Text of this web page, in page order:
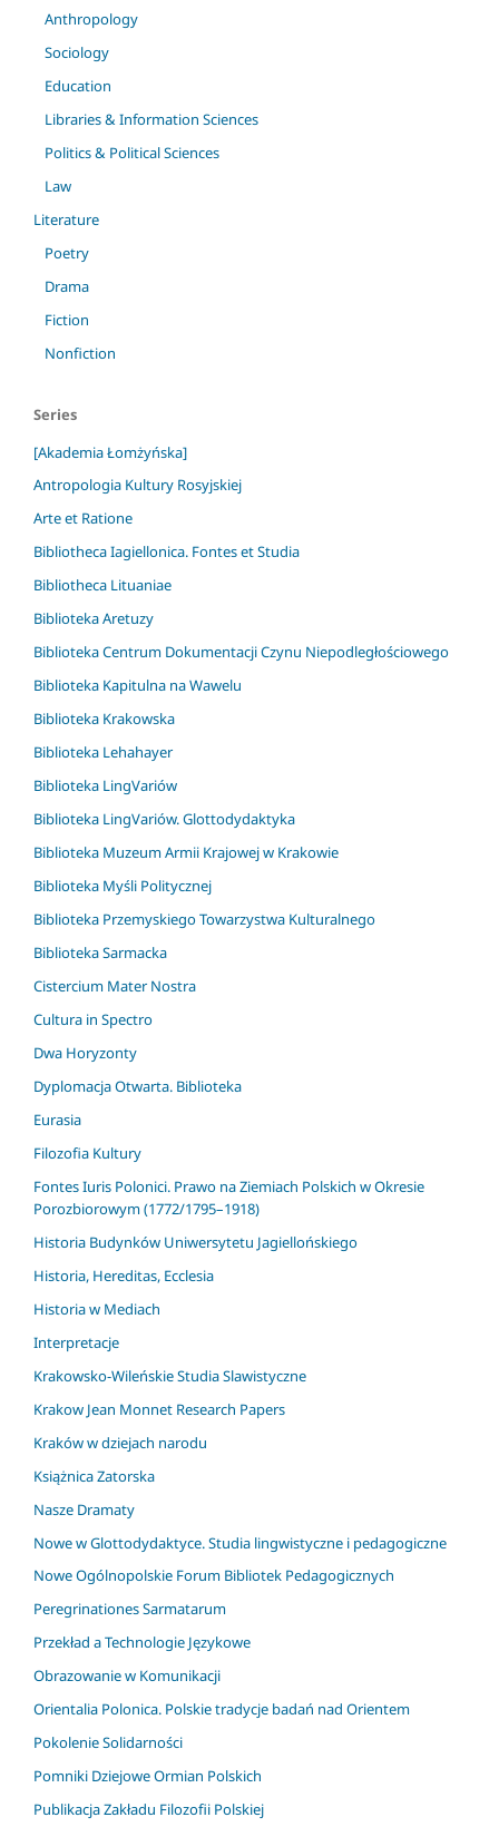
Anthropology
Sociology
Education
Libraries & Information Sciences
Politics & Political Sciences
Law
Literature
Poetry
Drama
Fiction
Nonfiction
Series
[Akademia Łomżyńska]
Antropologia Kultury Rosyjskiej
Arte et Ratione
Bibliotheca Iagiellonica. Fontes et Studia
Bibliotheca Lituaniae
Biblioteka Aretuzy
Biblioteka Centrum Dokumentacji Czynu Niepodległościowego
Biblioteka Kapitulna na Wawelu
Biblioteka Krakowska
Biblioteka Lehahayer
Biblioteka LingVariów
Biblioteka LingVariów. Glottodydaktyka
Biblioteka Muzeum Armii Krajowej w Krakowie
Biblioteka Myśli Politycznej
Biblioteka Przemyskiego Towarzystwa Kulturalnego
Biblioteka Sarmacka
Cistercium Mater Nostra
Cultura in Spectro
Dwa Horyzonty
Dyplomacja Otwarta. Biblioteka
Eurasia
Filozofia Kultury
Fontes Iuris Polonici. Prawo na Ziemiach Polskich w Okresie
Porozbiorowym (1772/1795–1918)
Historia Budynków Uniwersytetu Jagiellońskiego
Historia, Hereditas, Ecclesia
Historia w Mediach
Interpretacje
Krakowsko-Wileńskie Studia Slawistyczne
Krakow Jean Monnet Research Papers
Kraków w dziejach narodu
Książnica Zatorska
Nasze Dramaty
Nowe w Glottodydaktyce. Studia lingwistyczne i pedagogiczne
Nowe Ogólnopolskie Forum Bibliotek Pedagogicznych
Peregrinationes Sarmatarum
Przekład a Technologie Językowe
Obrazowanie w Komunikacji
Orientalia Polonica. Polskie tradycje badań nad Orientem
Pokolenie Solidarności
Pomniki Dziejowe Ormian Polskich
Publikacja Zakładu Filozofii Polskiej